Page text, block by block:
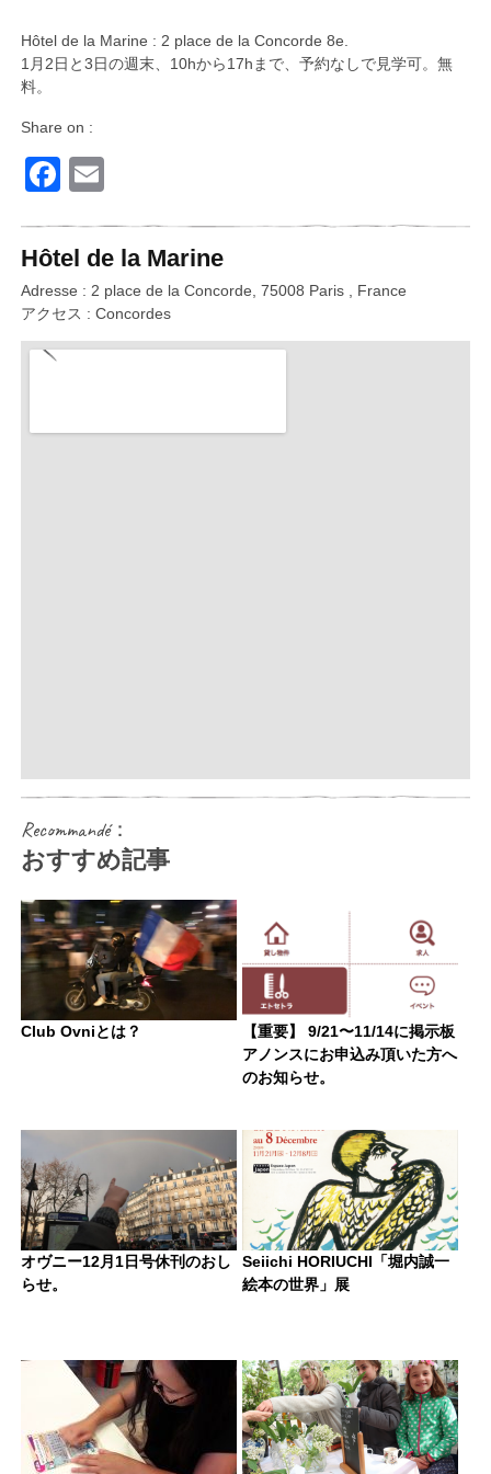
Hôtel de la Marine : 2 place de la Concorde 8e.
1月2日と3日の週末、10hから17hまで、予約なしで見学可。無
料。
Share on :
Facebook
Hôtel de la Marine
Adresse : 2 place de la Concorde, 75008 Paris , France
アクセス : Concordes
Recommandé：
おすすめ記事
Club Ovniとは？
【重要】 9/21〜11/14に掲示板
アノンスにお申込み頂いた方へ
のお知らせ。
オヴニー12月1日号休刊のおし
らせ。
Seiichi HORIUCHI「堀内誠一
絵本の世界」展